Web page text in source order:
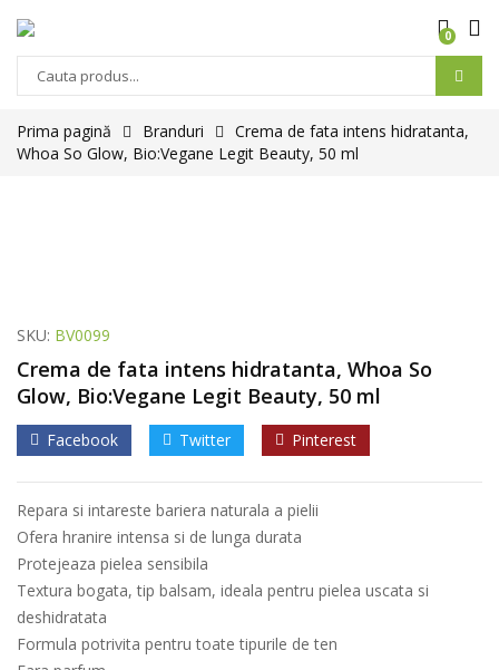
0
Prima pagină Branduri
Crema de fata intens hidratanta,
Whoa So Glow, Bio:Vegane Legit Beauty, 50 ml
SKU: BV0099
Crema de fata intens hidratanta, Whoa So
Glow, Bio:Vegane Legit Beauty, 50 ml
Facebook Twitter Pinterest
Repara si intareste bariera naturala a pielii
Ofera hranire intensa si de lunga durata
Protejeaza pielea sensibila
Textura bogata, tip balsam, ideala pentru pielea uscata si
deshidratata
Formula potrivita pentru toate tipurile de ten